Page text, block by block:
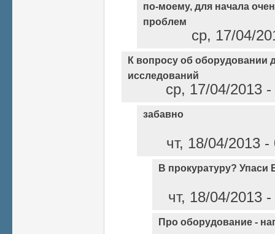
по-моему, для начала
проблем
ср, 17/04/
К вопросу об оборудовании
исследований
ср, 17/04/2013
забавно
чт, 18/04/2013
В прокуратуру? Упаси
чт, 18/04/2013
Про оборудование -